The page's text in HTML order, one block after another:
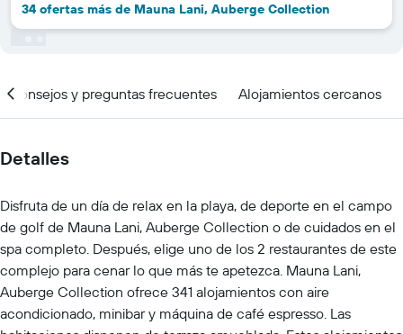
34 ofertas más de Mauna Lani, Auberge Collection
Consejos y preguntas frecuentes Alojamientos cercanos
Detalles
Disfruta de un día de relax en la playa, de deporte en el campo
de golf de Mauna Lani, Auberge Collection o de cuidados en el
spa completo. Después, elige uno de los 2 restaurantes de este
complejo para cenar lo que más te apetezca. Mauna Lani,
Auberge Collection ofrece 341 alojamientos con aire
acondicionado, minibar y máquina de café espresso. Las